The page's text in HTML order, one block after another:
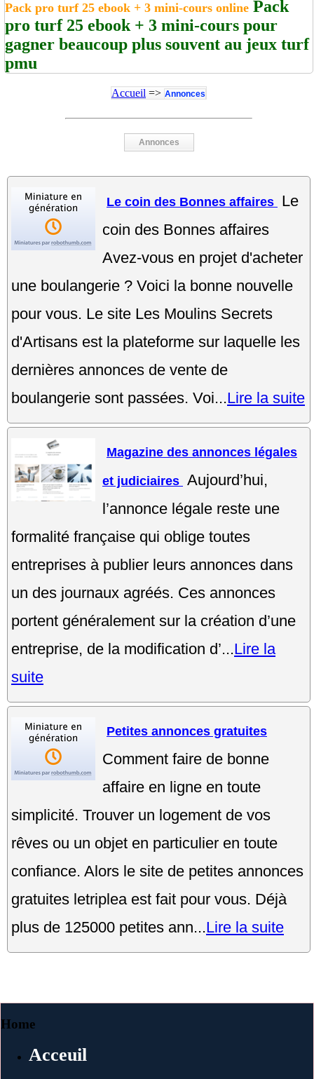
Pack pro turf 25 ebook + 3 mini-cours online Pack
pro turf 25 ebook + 3 mini-cours pour
gagner beaucoup plus souvent au jeux turf
pmu
Accueil => Annonces
Annonces
Le coin des Bonnes affaires Le
coin des Bonnes affaires
Avez-vous en projet d'acheter
une boulangerie ? Voici la bonne nouvelle
pour vous. Le site Les Moulins Secrets
d'Artisans est la plateforme sur laquelle les
dernières annonces de vente de
boulangerie sont passées. Voi...Lire la suite
Magazine des annonces légales
et judiciaires Aujourd’hui,
l’annonce légale reste une
formalité française qui oblige toutes
entreprises à publier leurs annonces dans
un des journaux agréés. Ces annonces
portent généralement sur la création d’une
entreprise, de la modification d’...Lire la
suite
Petites annonces gratuites
Comment faire de bonne
affaire en ligne en toute
simplicité. Trouver un logement de vos
rêves ou un objet en particulier en toute
confiance. Alors le site de petites annonces
gratuites letriplea est fait pour vous. Déjà
plus de 125000 petites ann...Lire la suite
Home
Acceuil